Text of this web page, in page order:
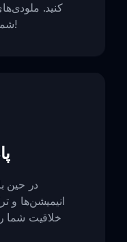
کنید.
شما را شگفت‌زده و خوشحال کند!
در حین
انیمیشن‌ها و
خلاقیت شما